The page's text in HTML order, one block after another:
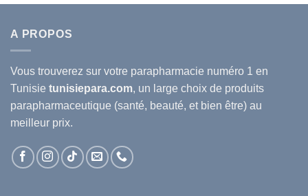
A PROPOS
Vous trouverez sur votre parapharmacie numéro 1 en
Tunisie tunisiepara.com, un large choix de produits
parapharmaceutique (santé, beauté, et bien être) au
meilleur prix.